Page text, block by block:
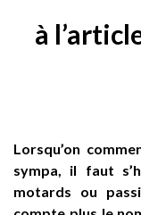
à
Lorsqu’on
sympa, il faut
motards ou